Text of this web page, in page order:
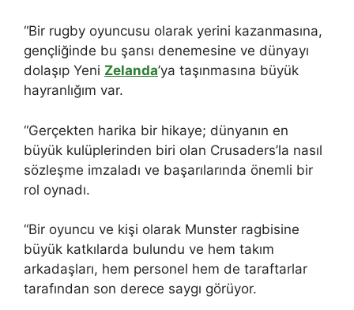
“Bir rugby oyuncusu olarak yerini kazanmasına,
gençliğinde bu şansı denemesine ve dünyayı
dolaşıp Yeni Zelanda’ya taşınmasına büyük
hayranlığım var.
“Gerçekten harika bir hikaye; dünyanın en
büyük kulüplerinden biri olan Crusaders’la nasıl
sözleşme imzaladı ve başarılarında önemli bir
rol oynadı.
“Bir oyuncu ve kişi olarak Munster ragbisine
büyük katkılarda bulundu ve hem takım
arkadaşları, hem personel hem de taraftarlar
tarafından son derece saygı görüyor.